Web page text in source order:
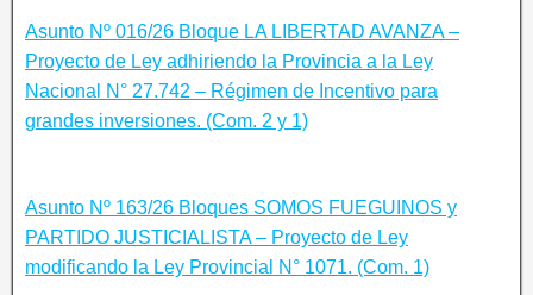
Asunto Nº 016/26 Bloque LA LIBERTAD AVANZA –
Proyecto de Ley adhiriendo la Provincia a la Ley
Nacional N° 27.742 – Régimen de Incentivo para
grandes inversiones. (Com. 2 y 1)
Asunto Nº 163/26 Bloques SOMOS FUEGUINOS y
PARTIDO JUSTICIALISTA – Proyecto de Ley
modificando la Ley Provincial N° 1071. (Com. 1)